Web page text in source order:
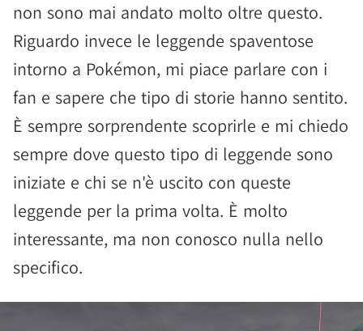
non sono mai andato molto oltre questo.
Riguardo invece le leggende spaventose
intorno a Pokémon, mi piace parlare con i
fan e sapere che tipo di storie hanno sentito.
È sempre sorprendente scoprirle e mi chiedo
sempre dove questo tipo di leggende sono
iniziate e chi se n'è uscito con queste
leggende per la prima volta. È molto
interessante, ma non conosco nulla nello
specifico.